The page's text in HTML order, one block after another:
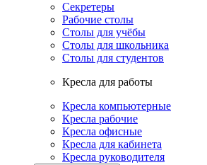
Секретеры
Рабочие столы
Столы для учёбы
Столы для школьника
Столы для студентов
Кресла для работы
Кресла компьютерные
Кресла рабочие
Кресла офисные
Кресла для кабинета
Кресла руководителя